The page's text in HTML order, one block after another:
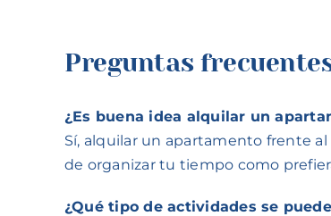
Preguntas
¿Es buena idea alquilar un
Sí, alquilar un apartamento frente
de organizar tu tiempo como
¿Qué tipo de actividades se